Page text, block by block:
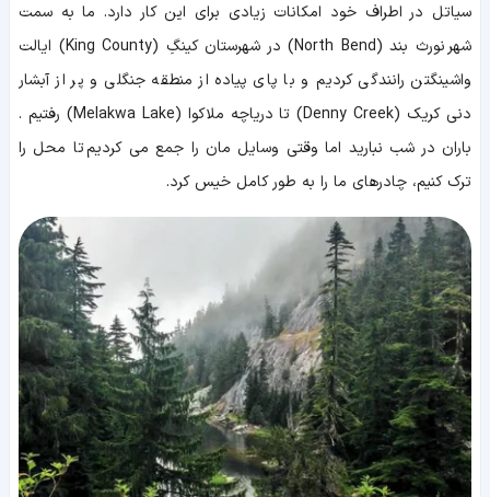
سیاتل در اطراف خود امکانات زیادی برای این کار دارد. ما به سمت
شهر نورث بند (North Bend) در شهرستان کینگِ (King County) ایالت
واشینگتن رانندگی کردیم و با پای پیاده از منطقه جنگلی و پر از آبشار
دنی کریک (Denny Creek) تا دریاچه ملاکوا (Melakwa Lake) رفتیم .
باران در شب نبارید اما وقتی وسایل مان را جمع می کردیم تا محل را
ترک کنیم، چادرهای ما را به طور کامل خیس کرد.